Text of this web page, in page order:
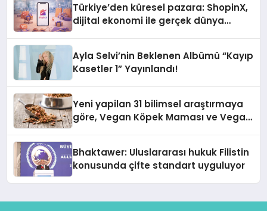
Türkiye’den küresel pazara: ShopinX,
dijital ekonomi ile gerçek dünya
Ayla Selvi’nin Beklenen Albümü “Kayıp
Kasetler 1” Yayınlandı!
Yeni yapilan 31 bilimsel araştırmaya
göre, Vegan Köpek Maması ve Vegan
Bhaktawer: Uluslararası hukuk Filistin
konusunda çifte standart uyguluyor